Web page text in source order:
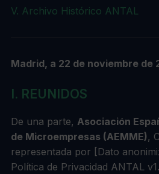
V. Archivo Histórico ANTAL
Madrid, a 22 de noviembre de
I. REUNIDOS
De una parte, Asociación
de Microempresas (AEMME),
representada por [Dato
Política de Privacidad ANTAL